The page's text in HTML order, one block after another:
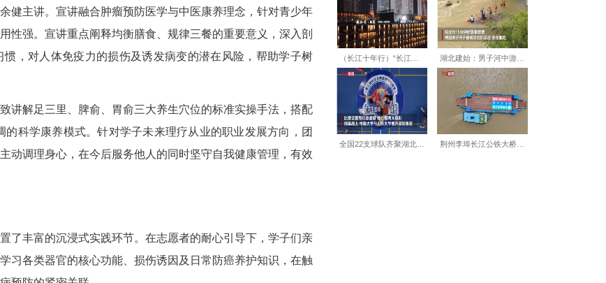
基础
支部联合志愿团队，通过线下路演、海报宣传等多种形式开展活动预热，
癌核心要点，广泛传播“早预防、早干预、早养护”的科学防癌理念，呼吁社
需求。同时，党支部牵头组织全体志愿者开展肿瘤科专项培训，细化青少年
标准化服务规范，以党建引领筑牢志愿服务专业性，保障后续科普活动高
免疫防线
党支部余健主讲。宣讲融合肿瘤预防医学与中医康养理念，针对青少年
合日常、实用性强。宣讲重点阐释均衡膳食、规律三餐的重要意义，深入剖